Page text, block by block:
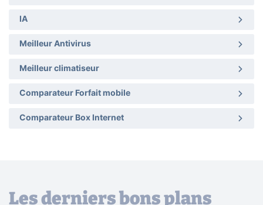
IA
Meilleur Antivirus
Meilleur climatiseur
Comparateur Forfait mobile
Comparateur Box Internet
Les derniers bons plans